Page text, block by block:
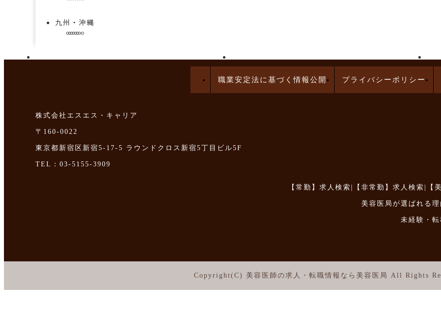
九州・沖縄
職業安定法に基づく情報公開 プライバシーポリシー
株式会社エスエス・キャリア
〒160-0022
東京都新宿区新宿5-17-5 ラウンドクロス新宿5丁目ビル5F
TEL：03-5155-3909
【常勤】求人検索 【非常勤】求人検索 【
美容医局が選ばれる
未経験・
Copyright(C) 美容医師の求人・転職情報なら美容医局 All Rights